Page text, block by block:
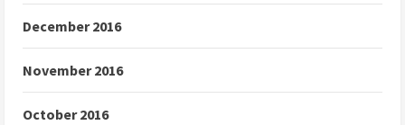
December 2016
November 2016
October 2016